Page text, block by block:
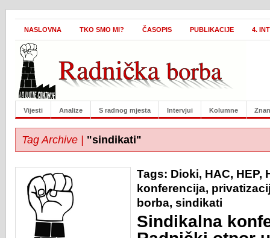
NASLOVNA TKO SMO MI? ČASOPIS PUBLIKACIJE 4.
Vijesti Analize S radnog mjesta Intervjui Kolumne
Tag Archive | "sindikati"
Tags: Dioki, HAC, HEP,
konferencija,
borba, sindikati
Sindikalna